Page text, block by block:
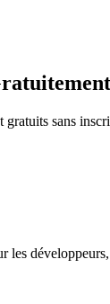
gratuits sans
les